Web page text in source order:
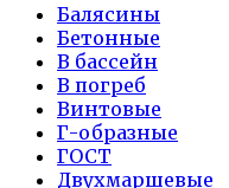
Балясины
Бетонные
В бассейн
В погреб
Винтовые
Г-образные
ГОСТ
Двухмаршевые